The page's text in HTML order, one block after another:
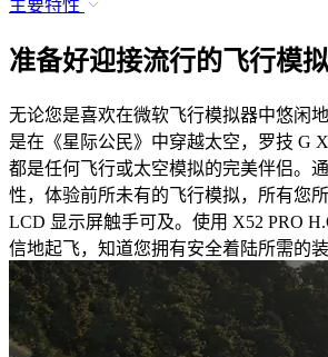
主要特性
准备好迎接流行的飞行模
无论您是喜欢在微软飞行模拟器中悠闲
是在《星际公民》中穿越太空，罗技 G
都是任何飞行或太空模拟的完美伴侣。
性，体验前所未有的飞行模拟，所有您
LCD 显示屏触手可及。使用 X52 PRO
信地起飞，知道您拥有安全着陆所需的装